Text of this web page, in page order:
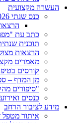
העשרה מקצועית
כנס שנתי 2026
כתב עת
תוכנית שנתית 2025/
הרצאות
מאמרים
קורסים
מן המדף –
"סיפורים
כנסים
מידע לציבור הרחב
איתור מטפל